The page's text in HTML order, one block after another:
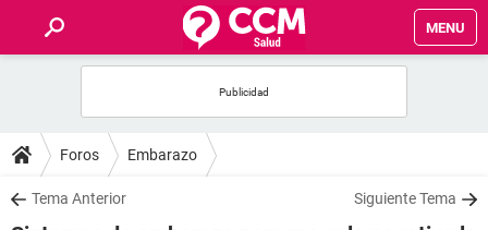
MENU
FOROS
SALUD
Foros Embarazo
Tema Anterior Siguiente Tema